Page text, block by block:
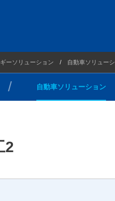
自動車ソリューション
ーソリューション 自動車ソリュー
自動車ソリューション
2